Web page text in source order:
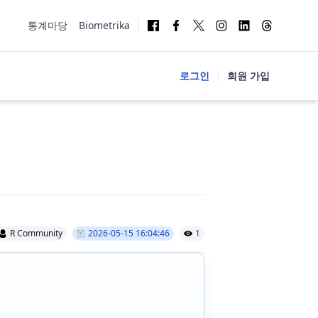
통계마당 Biometrika
로그인 회원 가입
R Community 2026-05-15 16:04:46 1